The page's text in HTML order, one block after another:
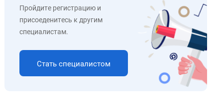
Пройдите регистрацию и
присоеденитесь к другим
специалистам.
Стать специалистом